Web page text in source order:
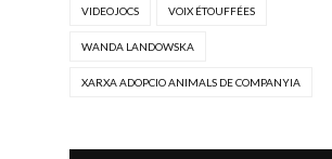
VIDEOJOCS VOIX ÉTOUFFÉES
WANDA LANDOWSKA
XARXA ADOPCIO ANIMALS DE COMPANYIA